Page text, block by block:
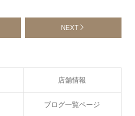
NEXT
店舗情報
ブログ一覧ページ